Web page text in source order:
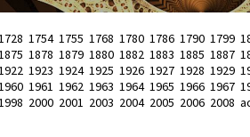
1754 1755 1768 1780 1786 1790 1799
1878 1879 1880 1882 1883 1885 1887
1923 1924 1925 1926 1927 1928 1929
1961 1962 1963 1964 1965 1966 1967
2000 2001 2003 2004 2005 2006 2008